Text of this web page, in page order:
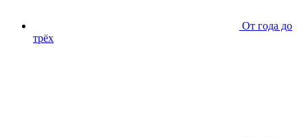
От года до
трёх